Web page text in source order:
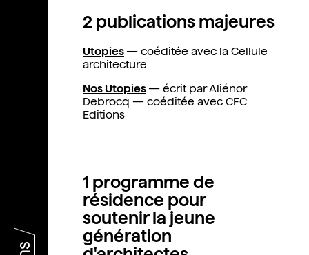
2 publications majeures
Utopies— coéditée avec la Cellule
architecture
Nos Utopies— écrit par Aliénor
Debrocq — coéditée avec CFC
Editions
1 programme de
résidence pour
soutenir la jeune
génération